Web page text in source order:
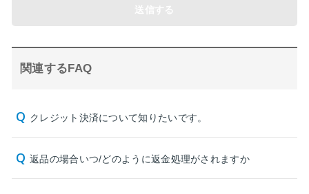
関連するFAQ
クレジット決済について知りたいです。
返品の場合いつ/どのように返金処理がされますか